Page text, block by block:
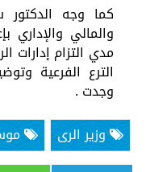
كما وجه الدكتور
والمالي والإداري
مدي التزام إدارات
الترع الفرعية
وجدت .
وزير الرى